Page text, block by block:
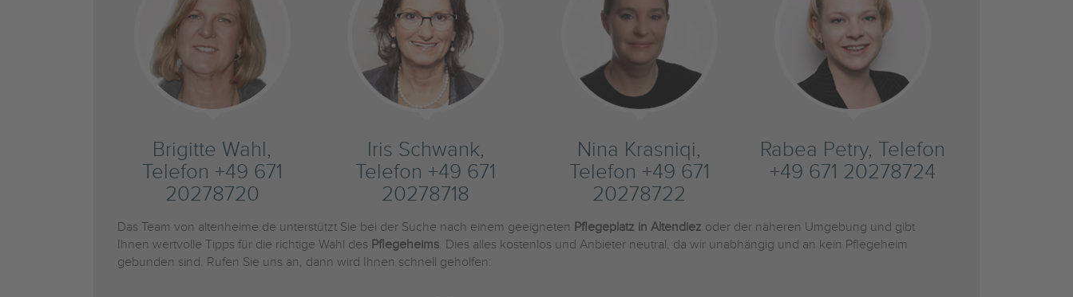
Brigitte Wahl,
Telefon +49 671
20278720
Iris Schwank,
Telefon +49 671
20278718
Nina Krasniqi,
Telefon +49 671
20278722
Rabea Petry, Telefon
+49 671 20278724
Das Team von altenheime.de unterstützt Sie bei der Suche nach einem geeigneten Pflegeplatz in Altendiez oder der näheren Umgebung und gibt
Ihnen wertvolle Tipps für die richtige Wahl des Pflegeheims. Dies alles kostenlos und Anbieter neutral, da wir unabhängig und an kein Pflegeheim
gebunden sind. Rufen Sie uns an, dann wird Ihnen schnell geholfen: